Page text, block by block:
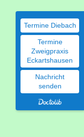
Termine Diebach
Termine
Zweigpraxis
Eckartshausen
Nachricht
senden